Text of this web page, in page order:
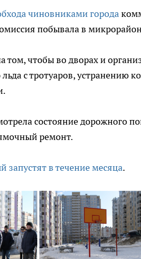
чиновниками города
побывала в
чтобы во дворах и
с тротуаров, устранению
состояние дорожного
ремонт.
запустят в течение месяца.